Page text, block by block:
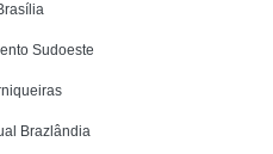
Sudoeste
Brazlândia